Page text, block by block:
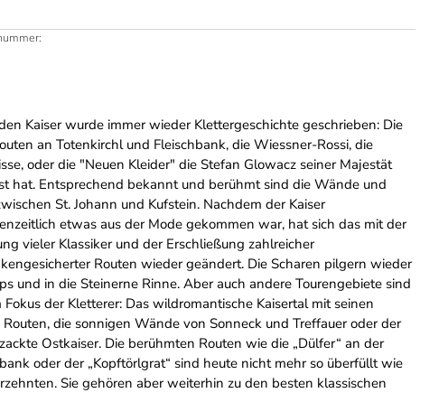
Kaiser wurde immer wieder Klettergeschichte geschrieben: Die
an Totenkirchl und Fleischbank, die Wiessner-Rossi, die
oder die "Neuen Kleider" die Stefan Glowacz seiner Majestät
hat. Entsprechend bekannt und berühmt sind die Wände und
St. Johann und Kufstein. Nachdem der Kaiser
etwas aus der Mode gekommen war, hat sich das mit der
vieler Klassiker und der Erschließung zahlreicher
Routen wieder geändert. Die Scharen pilgern wieder
und in die Steinerne Rinne. Aber auch andere Tourengebiete sind
Fokus der Kletterer: Das wildromantische Kaisertal mit seinen
die sonnigen Wände von Sonneck und Treffauer oder der
Ostkaiser. Die berühmten Routen wie die „Dülfer“ an der
oder der „Kopftörlgrat“ sind heute nicht mehr so überfüllt wie
Sie gehören aber weiterhin zu den besten klassischen